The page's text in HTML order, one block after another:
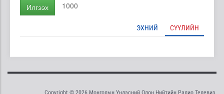
Илгээх 1000
ЭХНИЙ СҮҮЛИЙН
Copyright © 2026 Монголын Үндэсний Олон Нийтийн Радио Телевиз.